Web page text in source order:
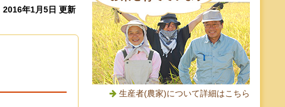
2016年1月5日 更新
生産者(農家)について詳細はこちら